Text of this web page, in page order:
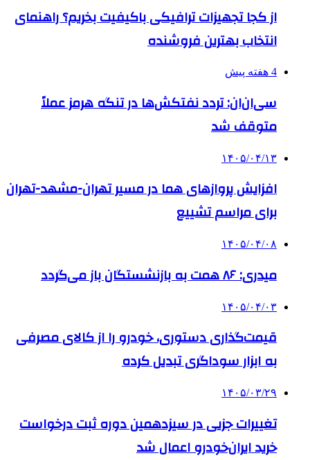
از کجا تجهیزات ترافیکی باکیفیت بخریم؟ راهنمای
انتخاب بهترین فروشنده
4 هفته پیش
سی‌ان‌ان: تردد نفتکش‌ها در تنگه هرمز عملاً
متوقف شد
۱۴۰۵/۰۴/۱۳
افزایش پروازهای هما در مسیر تهران-مشهد-تهران
برای مراسم تشییع
۱۴۰۵/۰۴/۰۸
میدری: ۸۶ همت به بازنشستگان باز می‌گردد
۱۴۰۵/۰۴/۰۳
قیمت‌گذاری دستوری، خودرو را از کالای مصرفی
به ابزار سوداگری تبدیل کرده
۱۴۰۵/۰۳/۲۹
تغییرات جزیی در سیزدهمین دوره ثبت درخواست
خرید ایران‌خودرو اعمال شد